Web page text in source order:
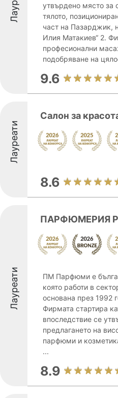
утвърдено място за
тялото,
част на Пазарджик,
Илия Матакиев“ 2.
професионални
подобряване на
9.6
Лауреати
Салон за
8.6
Лауреати
ПАРФЮМЕРИЯ
ПМ Парфюми е
която работи в
основана през 1992
Фирмата стартира
впоследствие се
предлагането на
парфюми и
...
8.9